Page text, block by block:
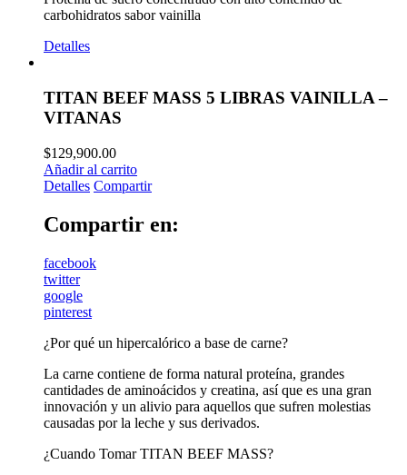
carbohidratos sabor vainilla
Detalles
TITAN BEEF MASS 5 LIBRAS VAINILLA –
VITANAS
$129,900.00
Añadir al carrito
Detalles Compartir
Compartir en:
facebook
twitter
google
pinterest
¿Por qué un hipercalórico a base de carne?
La carne contiene de forma natural proteína, grandes
cantidades de aminoácidos y creatina, así que es una gran
innovación y un alivio para aquellos que sufren molestias
causadas por la leche y sus derivados.
¿Cuando Tomar TITAN BEEF MASS?